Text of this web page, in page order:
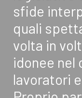
sfide
quali
volta in
idonee
lavoratori